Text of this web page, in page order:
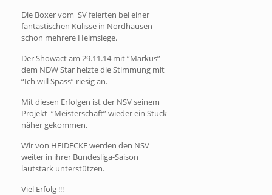
Die Boxer vom SV feierten bei einer
fantastischen Kulisse in Nordhausen
schon mehrere Heimsiege.
Der Showact am 29.11.14 mit “Markus”
dem NDW Star heizte die Stimmung mit
“Ich will Spass” riesig an.
Mit diesen Erfolgen ist der NSV seinem
Projekt “Meisterschaft” wieder ein Stück
näher gekommen.
Wir von HEIDECKE werden den NSV
weiter in ihrer Bundesliga-Saison
lautstark unterstützen.
Viel Erfolg !!!